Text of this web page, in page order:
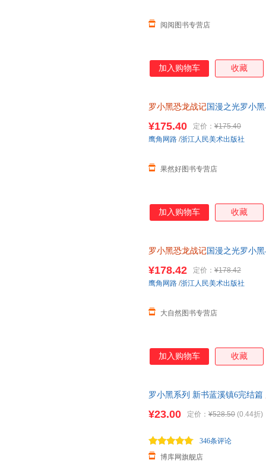
阅阅图书专营店
加入购物车 收藏
罗小黑恐龙战记 国漫之光罗小
¥175.40 定价： ¥175.40
果然好图书专营店
鹰角网路 /浙江人民美术出版社
加入购物车 收藏
罗小黑恐龙战记 国漫之光罗小
¥178.42 定价： ¥178.42
大自然图书专营店
鹰角网路 /浙江人民美术出版社
加入购物车 收藏
罗小黑系列 新书蓝溪镇6完结篇
¥23.00 定价： ¥528.50 (0.44折)
博库网旗舰店
346条评论